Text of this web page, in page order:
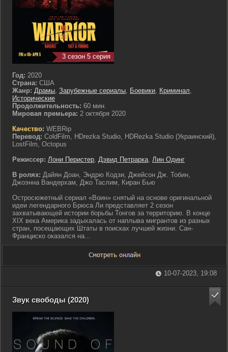
3 сезон 5 серия
Год: 2020
Страна: США
Жанр: Драмы, Зарубежные сериалы, Боевики, Криминал,
Исторические
Продолжительность: 60 мин.
Мировая премьера: 2 октября 2020
Качество: WEBRip
Перевод: ColdFilm, HDrezka Studio, HDRezka Studio (Украинский),
LostFilm, Octopus
Режиссер: Лони Перистер, Дэвид Петрарка, Лин Одинг
В ролях: Дайян Доан, Эндрю Кодзи, Джейсон Дж. Тобин,
Джоэнна Вандерхам, Джо Таслим, Киран Бью
Остросюжетный сериал «Воин» снятый на основе оригинальной
идеи легендарного Брюса Ли представляет 2 сезон
захватывающей истории борьбы Тонгов за территорию. В конце
XIX века Америка задыхалась от наплыва мигрантов из разных
стран, посещающих Штаты в поисках лучшей жизни. Сан-
Франциско оказался на...
10-07-2023, 19:08
Звук свободы (2020)